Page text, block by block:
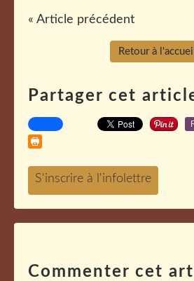
« Article précédent
Retour à l'accueil
Partager cet
Commenter cet